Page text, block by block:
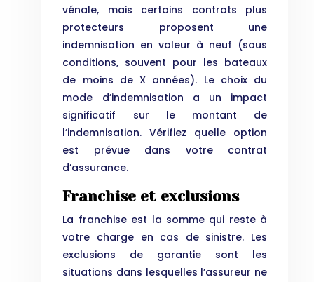
vénale, mais certains contrats plus
protecteurs proposent une
indemnisation en valeur à neuf (sous
conditions, souvent pour les bateaux
de moins de X années). Le choix du
mode d’indemnisation a un impact
significatif sur le montant de
l’indemnisation. Vérifiez quelle option
est prévue dans votre contrat
d’assurance.
Franchise et exclusions
La franchise est la somme qui reste à
votre charge en cas de sinistre. Les
exclusions de garantie sont les
situations dans lesquelles l’assureur ne